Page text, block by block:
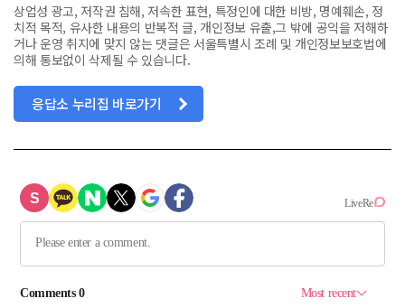
상업성 광고, 저작권 침해, 저속한 표현, 특정인에 대한 비방, 명예훼손, 정
치적 목적, 유사한 내용의 반복적 글, 개인정보 유출,그 밖에 공익을 저해하
거나 운영 취지에 맞지 않는 댓글은 서울특별시 조례 및 개인정보보호법에
의해 통보없이 삭제될 수 있습니다.
응답소 누리집 바로가기